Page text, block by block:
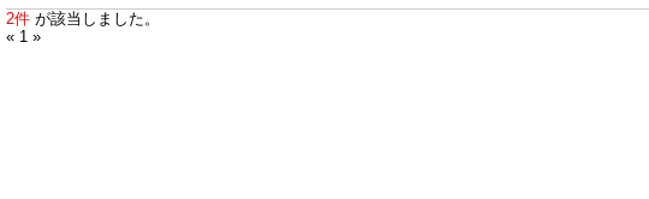
2件 が該当しました。
« 1 »